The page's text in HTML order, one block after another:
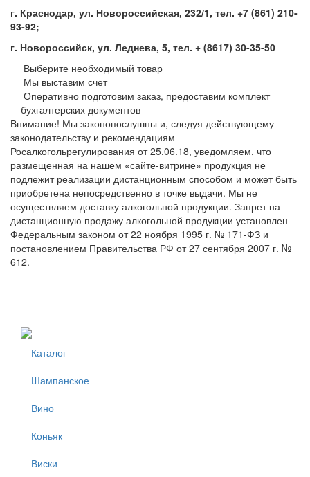
г. Краснодар, ул. Новороссийская, 232/1, тел. +7 (861) 210-
93-92;
г. Новороссийск, ул. Леднева, 5, тел. + (8617) 30-35-50
Выберите необходимый товар
Мы выставим счет
Оперативно подготовим заказ, предоставим комплект
бухгалтерских документов
Внимание! Мы законопослушны и, следуя действующему
законодательству и рекомендациям
Росалкогольрегулирования от 25.06.18, уведомляем, что
размещенная на нашем «сайте-витрине» продукция не
подлежит реализации дистанционным способом и может быть
приобретена непосредственно в точке выдачи. Мы не
осуществляем доставку алкогольной продукции. Запрет на
дистанционную продажу алкогольной продукции установлен
Федеральным законом от 22 ноября 1995 г. № 171-ФЗ и
постановлением Правительства РФ от 27 сентября 2007 г. №
612.
Каталог
Шампанское
Вино
Коньяк
Виски